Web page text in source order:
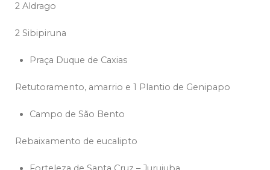
2 Aldrago
2 Sibipiruna
Praça Duque de Caxias
Retutoramento, amarrio e 1 Plantio de Genipapo
Campo de São Bento
Rebaixamento de eucalipto